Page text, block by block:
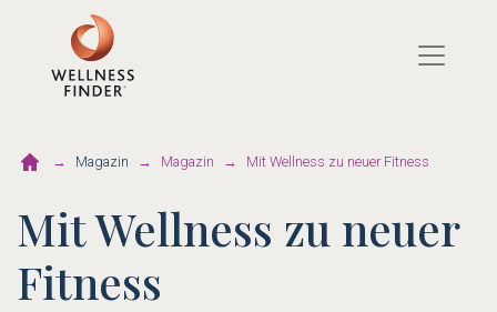
Magazin Magazin Mit Wellness zu neuer Fitness
Mit Wellness zu neuer
Fitness